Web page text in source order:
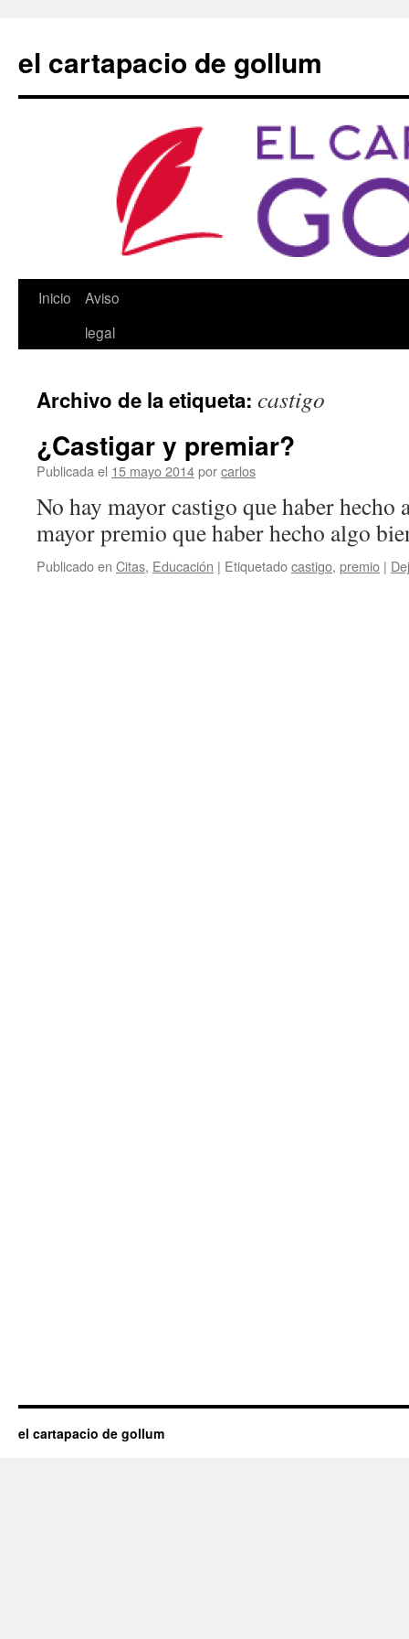
contenido
el cartapacio de gollum
Inicio
Aviso
legal
Archivo de la etiqueta: castigo
¿Castigar y premiar?
Publicada el 15 mayo 2014porcarlos
No hay mayor castigo que haber hecho
mayor premio que haber hecho algo
Publicado en Citas, Educación | Etiquetadocastigo, premio |
el cartapacio de gollum